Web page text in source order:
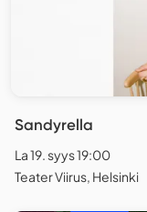
Sandyrella
La 19. syys 19:00
Teater Viirus, Helsinki